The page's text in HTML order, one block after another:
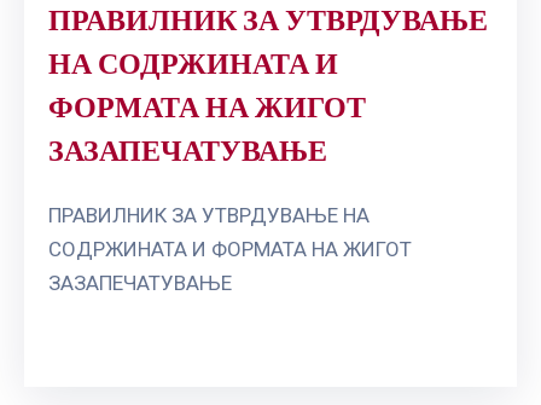
ПРАВИЛНИК ЗА УТВРДУВАЊЕ
НА СОДРЖИНАТА И
ФОРМАТА НА ЖИГОТ
ЗАЗАПЕЧАТУВАЊЕ
ПРАВИЛНИК ЗА УТВРДУВАЊЕ НА
СОДРЖИНАТА И ФОРМАТА НА ЖИГОТ
ЗАЗАПЕЧАТУВАЊЕ